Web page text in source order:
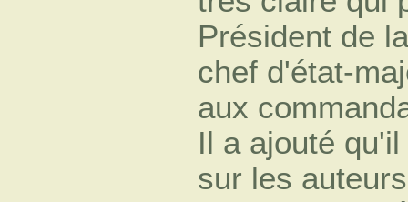
Président de
chef d'état-
aux
Il a ajouté
sur les